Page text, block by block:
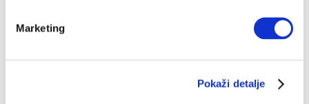
Marketing
Pokaži detalje